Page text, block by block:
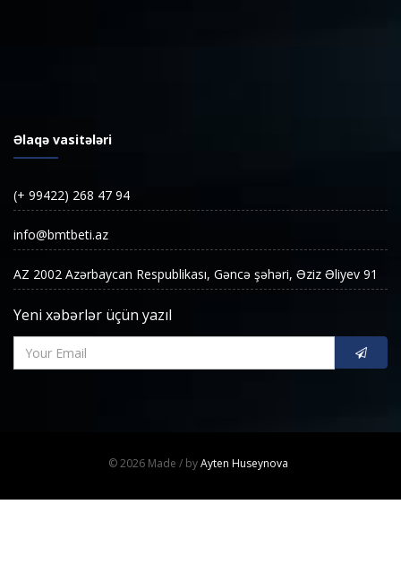
Əlaqə vasitələri
(+ 99422) 268 47 94
info@bmtbeti.az
AZ 2002 Azərbaycan Respublikası, Gəncə şəhəri, Əziz Əliyev 91
Yeni xəbərlər üçün yazıl
© 2026 Made / byAyten Huseynova